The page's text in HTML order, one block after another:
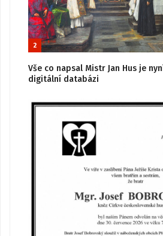
2
Vše co napsal Mistr Jan Hus je
digitální databázi